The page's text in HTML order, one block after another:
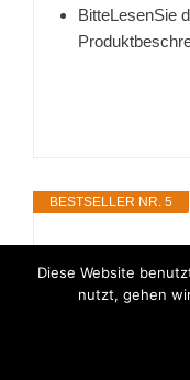
BitteLesenSie
BESTSELLER NR. 5
Diese Website
nutzt, gehen